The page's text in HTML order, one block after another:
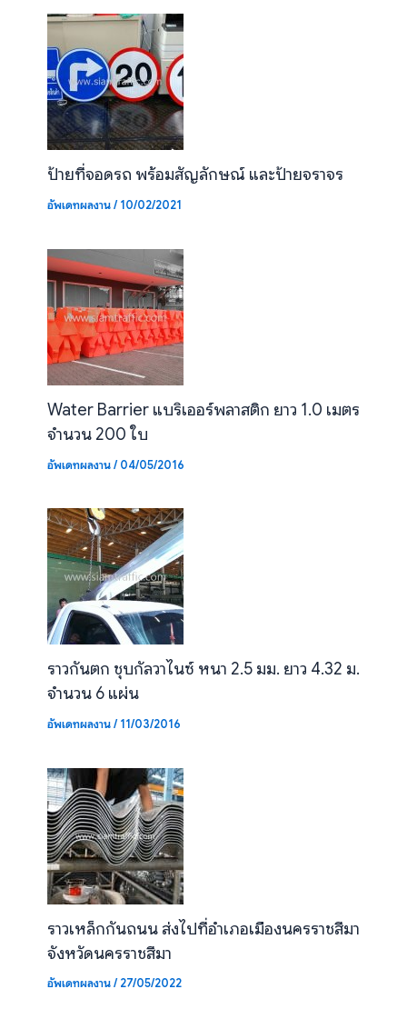
ป้ายที่จอดรถ พร้อมสัญลักษณ์ และป้ายจราจร
อัพเดทผลงาน/10/02/2021
Water Barrier แบริเออร์พลาสติก ยาว 1.0 เมตร
จำนวน 200 ใบ
อัพเดทผลงาน/04/05/2016
ราวกันตก ชุบกัลวาไนซ์ หนา 2.5 มม. ยาว 4.32 ม.
จำนวน 6 แผ่น
อัพเดทผลงาน/11/03/2016
ราวเหล็กกันถนน ส่งไปที่อำเภอเมืองนครราชสีมา
จังหวัดนครราชสีมา
อัพเดทผลงาน/27/05/2022